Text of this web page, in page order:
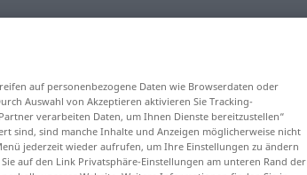
auf personenbezogene Daten wie Browserdaten oder
Auswahl von Akzeptieren aktivieren Sie Tracking-
verarbeiten Daten, um Ihnen Dienste bereitzustellen“
sind, sind manche Inhalte und Anzeigen möglicherweise nicht
jederzeit wieder aufrufen, um Ihre Einstellungen zu ändern
auf den Link Privatsphäre-Einstellungen am unteren Rand der